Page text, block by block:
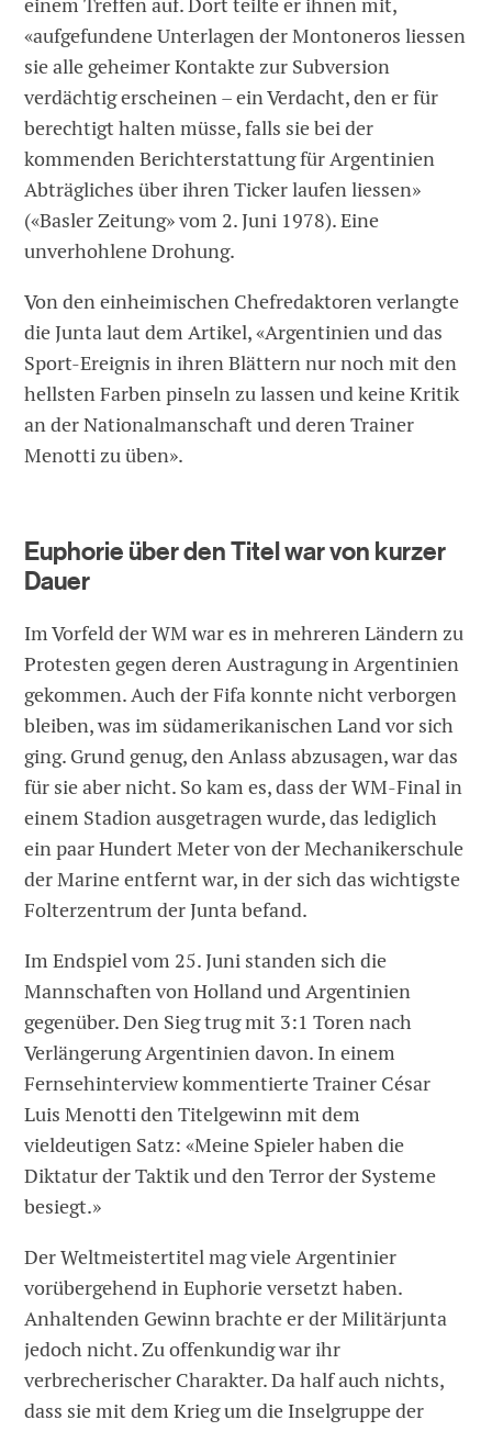
einem Treffen auf. Dort teilte er ihnen mit,
«aufgefundene Unterlagen der Montoneros liessen
sie alle geheimer Kontakte zur Subversion
verdächtig erscheinen – ein Verdacht, den er für
berechtigt halten müsse, falls sie bei der
kommenden Berichterstattung für Argentinien
Abträgliches über ihren Ticker laufen liessen»
(«Basler Zeitung» vom 2. Juni 1978). Eine
unverhohlene Drohung.
Von den einheimischen Chefredaktoren verlangte
die Junta laut dem Artikel, «Argentinien und das
Sport-Ereignis in ihren Blättern nur noch mit den
hellsten Farben pinseln zu lassen und keine Kritik
an der Nationalmanschaft und deren Trainer
Menotti zu üben».
Euphorie über den Titel war von kurzer
Dauer
Im Vorfeld der WM war es in mehreren Ländern zu
Protesten gegen deren Austragung in Argentinien
gekommen. Auch der Fifa konnte nicht verborgen
bleiben, was im südamerikanischen Land vor sich
ging. Grund genug, den Anlass abzusagen, war das
für sie aber nicht. So kam es, dass der WM-Final in
einem Stadion ausgetragen wurde, das lediglich
ein paar Hundert Meter von der Mechanikerschule
der Marine entfernt war, in der sich das wichtigste
Folterzentrum der Junta befand.
Im Endspiel vom 25. Juni standen sich die
Mannschaften von Holland und Argentinien
gegenüber. Den Sieg trug mit 3:1 Toren nach
Verlängerung Argentinien davon. In einem
Fernsehinterview kommentierte Trainer César
Luis Menotti den Titelgewinn mit dem
vieldeutigen Satz: «Meine Spieler haben die
Diktatur der Taktik und den Terror der Systeme
besiegt.»
Der Weltmeistertitel mag viele Argentinier
vorübergehend in Euphorie versetzt haben.
Anhaltenden Gewinn brachte er der Militärjunta
jedoch nicht. Zu offenkundig war ihr
verbrecherischer Charakter. Da half auch nichts,
dass sie mit dem Krieg um die Inselgruppe der